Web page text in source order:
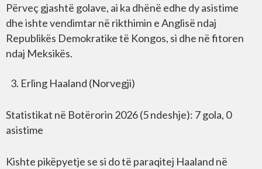
Përveç gjashtë golave, ai ka dhënë edhe dy asistime
dhe ishte vendimtar në rikthimin e Anglisë ndaj
Republikës Demokratike të Kongos, si dhe në fitoren
ndaj Meksikës.
Erling Haaland (Norvegji)
Statistikat në Botërorin 2026 (5 ndeshje): 7 gola, 0
asistime
Kishte pikëpyetje se si do të paraqitej Haaland në